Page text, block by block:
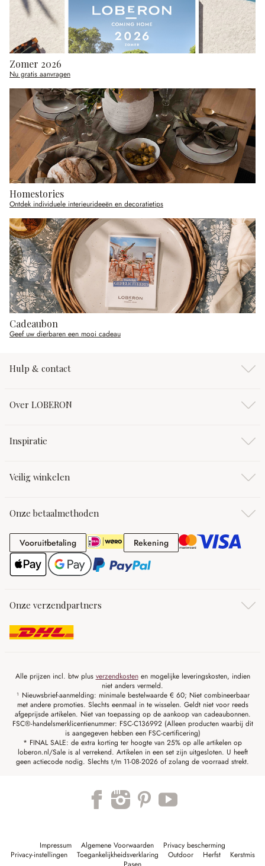
Zomer 2026
Nu gratis aanvragen
Homestories
Ontdek individuele interieurideeën en decoratietips
Cadeaubon
Geef uw dierbaren een mooi cadeau
Hulp & contact
Over LOBERON
Inspiratie
Veilig winkelen
Onze betaalmethoden
VooruitbetalingVooruitbetaling RekeningRekening
Onze verzendpartners
Alle prijzen incl. btw plus verzendkostenen mogelijke leveringskosten, indien
niet anders vermeld.
¹ Nieuwsbrief-aanmelding: minimale bestelwaarde € 60; Niet combineerbaar
met andere promoties. Slechts eenmaal in te wisselen. Geldt niet voor reeds
afgeprijsde artikelen. Niet van toepassing op de aankoop van cadeaubonnen.
FSC®-handelsmerklicentienummer: FSC-C136992 (Alleen producten waarbij dit
is aangegeven hebben een FSC-certificering)
* FINAL SALE: de extra korting ter hoogte van 25% op alle artikelen op
loberon.nl/Sale is al verrekend. Artikelen in een set zijn uitgesloten. U heeft
geen actiecode nodig. Slechts t/m 11-08-2026 of zolang de voorraad strekt.
Impressum Algemene Voorwaarden
Privacy bescherming
Privacy-instellingen
Toegankelijkheidsverklaring Outdoor Herfst
Kerstmis